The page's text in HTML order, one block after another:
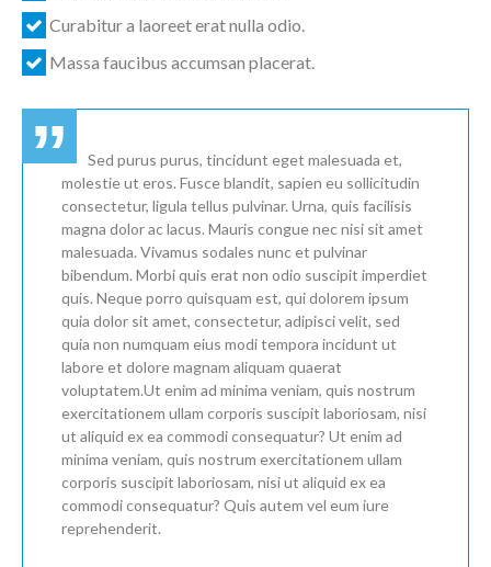
Curabitur a laoreet erat nulla odio.
Massa faucibus accumsan placerat.
Sed purus purus, tincidunt eget malesuada et,
molestie ut eros. Fusce blandit, sapien eu sollicitudin
consectetur, ligula tellus pulvinar. Urna, quis facilisis
magna dolor ac lacus. Mauris congue nec nisi sit amet
malesuada. Vivamus sodales nunc et pulvinar
bibendum. Morbi quis erat non odio suscipit imperdiet
quis. Neque porro quisquam est, qui dolorem ipsum
quia dolor sit amet, consectetur, adipisci velit, sed
quia non numquam eius modi tempora incidunt ut
labore et dolore magnam aliquam quaerat
voluptatem.Ut enim ad minima veniam, quis nostrum
exercitationem ullam corporis suscipit laboriosam, nisi
ut aliquid ex ea commodi consequatur? Ut enim ad
minima veniam, quis nostrum exercitationem ullam
corporis suscipit laboriosam, nisi ut aliquid ex ea
commodi consequatur? Quis autem vel eum iure
reprehenderit.